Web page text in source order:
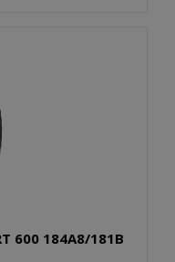
600 184A8/181B